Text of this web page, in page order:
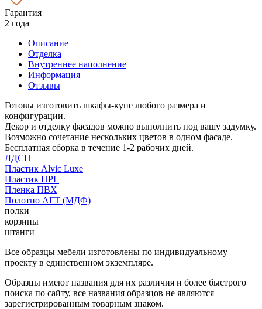
Гарантия
2 года
Описание
Отделка
Внутреннее наполнение
Информация
Отзывы
Готовы изготовить шкафы-купе любого размера и
конфигурации.
Декор и отделку фасадов можно выполнить под вашу задумку.
Возможно сочетание нескольких цветов в одном фасаде.
Бесплатная сборка в течение 1-2 рабочих дней.
ЛДСП
Пластик Alvic Luxe
Пластик HPL
Пленка ПВХ
Полотно АГТ (МДФ)
полки
корзины
штанги
Все образцы мебели изготовлены по индивидуальному
проекту в единственном экземпляре.
Образцы имеют названия для их различия и более быстрого
поиска по сайту, все названия образцов не являются
зарегистрированным товарным знаком.